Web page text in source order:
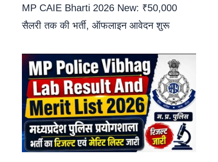
MP CAIE Bharti 2026 New: ₹50,000
सैलरी तक की भर्ती, ऑफलाइन आवेदन शुरू